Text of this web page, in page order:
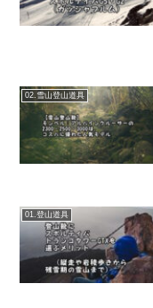
02.雪山登山道具
01.登山道具